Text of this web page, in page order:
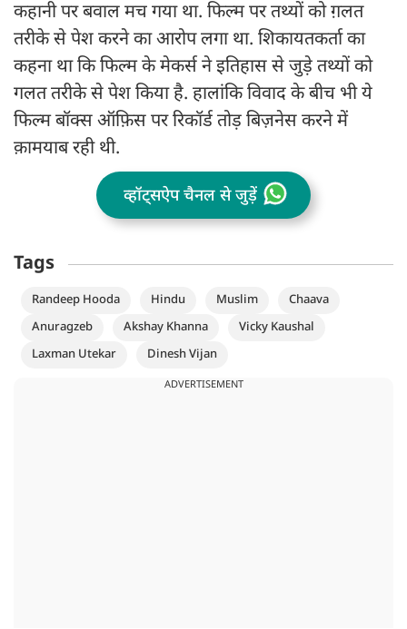
कहानी पर बवाल मच गया था. फिल्म पर तथ्यों को ग़लत
तरीके से पेश करने का आरोप लगा था. शिकायतकर्ता का
कहना था कि फिल्म के मेकर्स ने इतिहास से जुड़े तथ्यों को
गलत तरीके से पेश किया है. हालांकि विवाद के बीच भी ये
फिल्म बॉक्स ऑफ़िस पर रिकॉर्ड तोड़ बिज़नेस करने में
क़ामयाब रही थी.
व्हॉट्सऐप चैनल से जुड़ें
Tags
Randeep Hooda Hindu Muslim
Chaava
Anuragzeb
Akshay Khanna
Vicky Kaushal
Laxman Utekar
Dinesh Vijan
ADVERTISEMENT